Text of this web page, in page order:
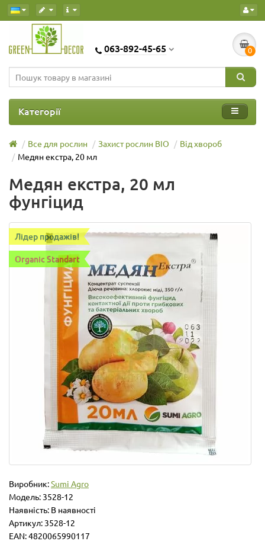
063-892-45-65 0
Категорії
Все для рослин Захист рослин BIO
Від хвороб
Медян екстра, 20 мл
Медян екстра, 20 мл
фунгіцид
Лідер продажів!
Organic Standart
Виробник:Sumi Agro
Модель: 3528-12
Наявність: В наявності
Артикул: 3528-12
EAN: 4820065990117